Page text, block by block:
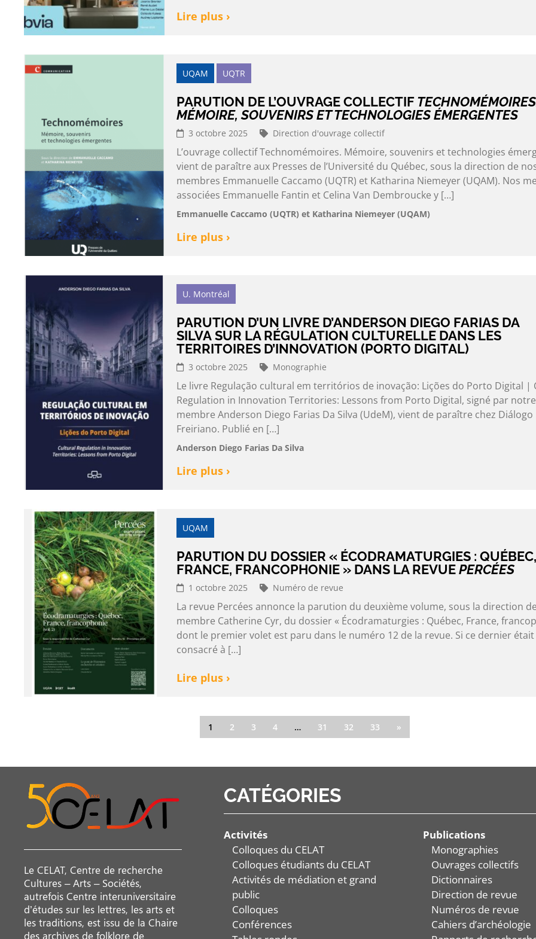
Lire plus ›
UQAM UQTR
PARUTION DE L’OUVRAGE COLLECTIF
MÉMOIRE, SOUVENIRS ET TECHNOLOGIES ÉMERGENTES
3 octobre 2025 Direction d'ouvrage collectif
L’ouvrage collectif Technomémoires. Mémoire, souvenirs et technologies
vient de paraître aux Presses de l’Université du Québec, sous la direction de
membres Emmanuelle Caccamo (UQTR) et Katharina Niemeyer (UQAM). Nos
associées Emmanuelle Fantin et Celina Van Dembroucke y […]
Emmanuelle Caccamo (UQTR) et Katharina Niemeyer (UQAM)
Lire plus ›
U. Montréal
PARUTION D’UN LIVRE D’ANDERSON DIEGO FARIAS DA
SILVA SUR LA RÉGULATION CULTURELLE DANS LES
TERRITOIRES D’INNOVATION (PORTO DIGITAL)
3 octobre 2025 Monographie
Le livre Regulação cultural em territórios de inovação: Lições do Porto Digital |
Regulation in Innovation Territories: Lessons from Porto Digital, signé par notre
membre Anderson Diego Farias Da Silva (UdeM), vient de paraître chez Diálogo
Freiriano. Publié en […]
Anderson Diego Farias Da Silva
Lire plus ›
UQAM
PARUTION DU DOSSIER « ÉCODRAMATURGIES : QUÉBEC,
FRANCE, FRANCOPHONIE » DANS LA REVUEPERCÉES
1 octobre 2025 Numéro de revue
La revue Percées annonce la parution du deuxième volume, sous la direction
membre Catherine Cyr, du dossier « Écodramaturgies : Québec, France,
dont le premier volet est paru dans le numéro 12 de la revue. Si ce dernier était
consacré à […]
Lire plus ›
1 2 3 4 … 31 32 33 »
Le CELAT, Centre de recherche
Cultures – Arts – Sociétés,
autrefois Centre interuniversitaire
d’études sur les lettres, les arts et
les traditions, est issu de la Chaire
des archives de folklore de
CATÉGORIES
Activités
Colloques du CELAT
Colloques étudiants du CELAT
Activités de médiation et grand
public
Colloques
Conférences
Publications
Monographies
Ouvrages collectifs
Dictionnaires
Direction de revue
Numéros de revue
Cahiers d’archéologie